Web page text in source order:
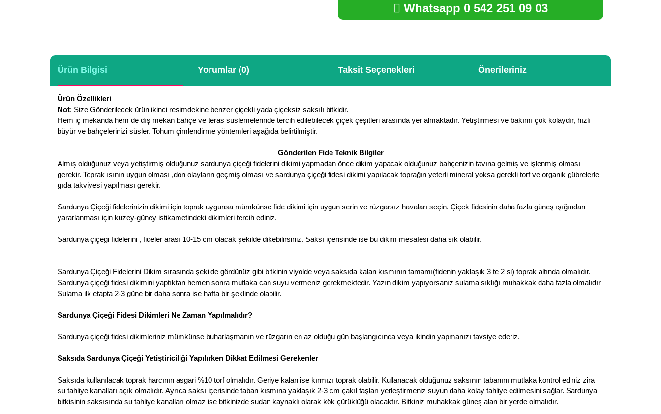
Whatsapp 0 542 251 09 03
Ürün Bilgisi Yorumlar (0) Taksit Seçenekleri Önerileriniz
Ürün Özellikleri
Not: Size Gönderilecek ürün ikinci resimdekine benzer çiçekli yada çiçeksiz saksılı bitkidir.
Hem iç mekanda hem de dış mekan bahçe ve teras süslemelerinde tercih edilebilecek çiçek çeşitleri arasında yer almaktadır. Yetiştirmesi ve bakımı çok kolaydır, hızlı
büyür ve bahçelerinizi süsler. Tohum çimlendirme yöntemleri aşağıda belirtilmiştir.
Gönderilen Fide Teknik Bilgiler
Almış olduğunuz veya yetiştirmiş olduğunuz sardunya çiçeği fidelerini dikimi yapmadan önce dikim yapacak olduğunuz bahçenizin tavına gelmiş ve işlenmiş olması
gerekir. Toprak ısının uygun olması ,don olayların geçmiş olması ve sardunya çiçeği fidesi dikimi yapılacak toprağın yeterli mineral yoksa gerekli torf ve organik gübrelerle
gıda takviyesi yapılması gerekir.
Sardunya Çiçeği fidelerinizin dikimi için toprak uygunsa mümkünse fide dikimi için uygun serin ve rüzgarsız havaları seçin. Çiçek fidesinin daha fazla güneş ışığından
yararlanması için kuzey-güney istikametindeki dikimleri tercih ediniz.
Sardunya çiçeği fidelerini , fideler arası 10-15 cm olacak şekilde dikebilirsiniz. Saksı içerisinde ise bu dikim mesafesi daha sık olabilir.
Sardunya Çiçeği Fidelerini Dikim sırasında şekilde gördünüz gibi bitkinin viyolde veya saksıda kalan kısmının tamamı(fidenin yaklaşık 3 te 2 si) toprak altında olmalıdır.
Sardunya çiçeği fidesi dikimini yaptıktan hemen sonra mutlaka can suyu vermeniz gerekmektedir. Yazın dikim yapıyorsanız sulama sıklığı muhakkak daha fazla olmalıdır.
Sulama ilk etapta 2-3 güne bir daha sonra ise hafta bir şeklinde olabilir.
Sardunya Çiçeği Fidesi Dikimleri Ne Zaman Yapılmalıdır?
Sardunya çiçeği fidesi dikimleriniz mümkünse buharlaşmanın ve rüzgarın en az olduğu gün başlangıcında veya ikindin yapmanızı tavsiye ederiz.
Saksıda Sardunya Çiçeği Yetiştiriciliği Yapılırken Dikkat Edilmesi Gerekenler
Saksıda kullanılacak toprak harcının asgari %10 torf olmalıdır. Geriye kalan ise kırmızı toprak olabilir. Kullanacak olduğunuz saksının tabanını mutlaka kontrol ediniz zira
su tahliye kanalları açık olmalıdır. Ayrıca saksı içerisinde taban kısmına yaklaşık 2-3 cm çakıl taşları yerleştirmeniz suyun daha kolay tahliye edilmesini sağlar. Sardunya
bitkisinin saksısında su tahliye kanalları olmaz ise bitkinizde sudan kaynaklı olarak kök çürüklüğü olacaktır. Bitkiniz muhakkak güneş alan bir yerde olmalıdır.